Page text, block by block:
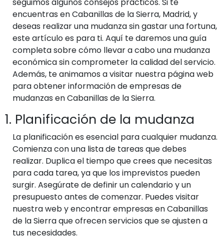
encuentras en Cabanillas de la Sierra, Madrid, y
deseas realizar una mudanza sin gastar una fortuna,
este artículo es para ti. Aquí te daremos una guía
completa sobre cómo llevar a cabo una mudanza
económica sin comprometer la calidad del servicio.
Además, te animamos a visitar nuestra página web
para obtener información de empresas de
mudanzas en Cabanillas de la Sierra.
1. Planificación de la mudanza
La planificación es esencial para cualquier mudanza.
Comienza con una lista de tareas que debes
realizar. Duplica el tiempo que crees que necesitas
para cada tarea, ya que los imprevistos pueden
surgir. Asegúrate de definir un calendario y un
presupuesto antes de comenzar. Puedes visitar
nuestra web y encontrar empresas en Cabanillas
de la Sierra que ofrecen servicios que se ajusten a
tus necesidades.